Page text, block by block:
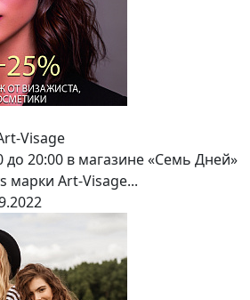
Visage
до 20:00 в магазине «Семь Дней»
марки Art-Visage...